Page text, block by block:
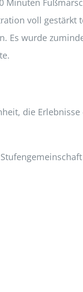
voll gestärkt
Es wurde
die Erlebnisse